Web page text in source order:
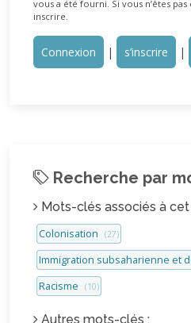
vous a été fourni. Si vous n’êtes
inscrire.
Connexion | s’inscrire |
Recherche par
Mots-clés associés à
Colonisation (27)
Immigration subsaharienne et
Racisme (10)
Autres mots-clés :